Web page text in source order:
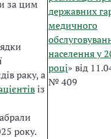
за цим
раку, а
із
року.
державних
медичного
населення у
році» від
№ 409